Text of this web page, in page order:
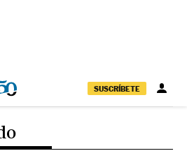
SUSCRÍBETE